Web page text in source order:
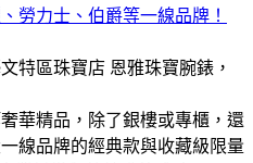
勞力士、伯爵等一線品牌！
華精品，除了銀樓或專櫃，還
一線品牌的經典款與收藏級限量